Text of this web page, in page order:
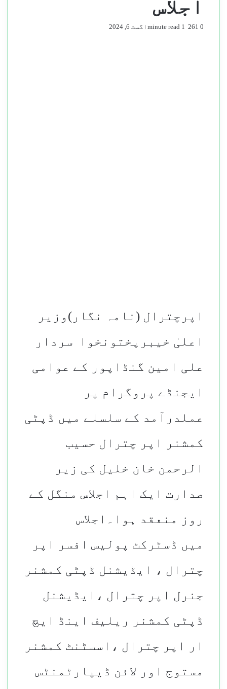
اجلاس
اگست 6, 2024 0
اپرچترال (نامہ نگار)وزیر
اعلیٰ خیبرپختونخوا سردار
علی امین گنڈاپور کے عوامی
ایجنڈے پروگرام پر
عملدرآمد کے سلسلے میں ڈپٹی
کمشنر اپر چترال حسیب
الرحمن خان خلیل کی زیر
صدارت ایک اہم اجلاس منگل کے
روز منعقد ہوا۔اجلاس
میں ڈسٹرکٹ پولیس افسر اپر
چترال ، ایڈیشنل ڈپٹی کمشنر
جنرل اپر چترال ،ایڈیشنل
ڈپٹی کمشنر ریلیف اینڈ ایچ
ار اپر چترال ،اسسٹنٹ کمشنر
مستوج اور لائن ڈیپارٹمنٹس